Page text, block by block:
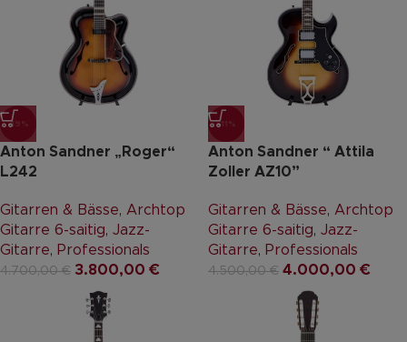
-19%
Anton Sandner „Roger“
L242
Gitarren & Bässe, Archtop
Gitarre 6-saitig, Jazz-
Gitarre, Professionals
4.700,00€ 3.800,00 €
-11%
Anton Sandner “ Attila
Zoller AZ10”
Gitarren & Bässe, Archtop
Gitarre 6-saitig, Jazz-
Gitarre, Professionals
4.500,00€ 4.000,00 €